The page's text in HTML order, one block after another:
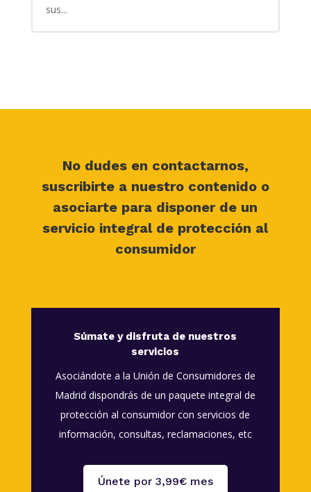
sus...
No dudes en contactarnos,
suscribirte a nuestro contenido o
asociarte para disponer de un
servicio integral de protección al
consumidor
Súmate y disfruta de nuestros
servicios
Asociándote a la Unión de Consumidores de
Madrid dispondrás de un paquete integral de
protección al consumidor con servicios de
información, consultas, reclamaciones, etc
Únete por 3,99€ mes